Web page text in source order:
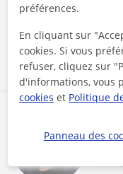
voir plus
1er
★
préférences.
En cliquant sur
cookies. Si vous
refuser, cliquez sur
d'informations, vous
cookies et Politique
Panneau des